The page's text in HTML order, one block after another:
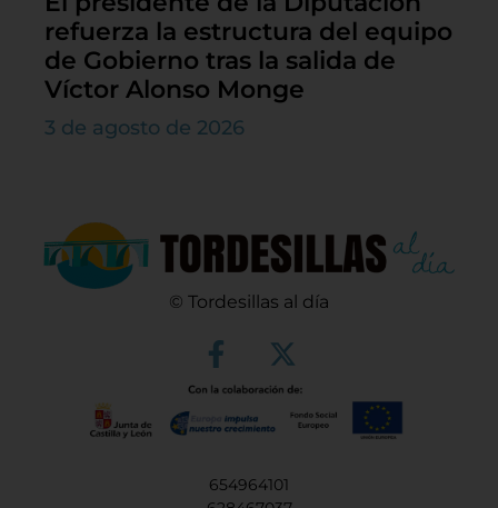
refuerza la estructura del equipo
de Gobierno tras la salida de
Víctor Alonso Monge
3 de agosto de 2026
© Tordesillas al día
654964101